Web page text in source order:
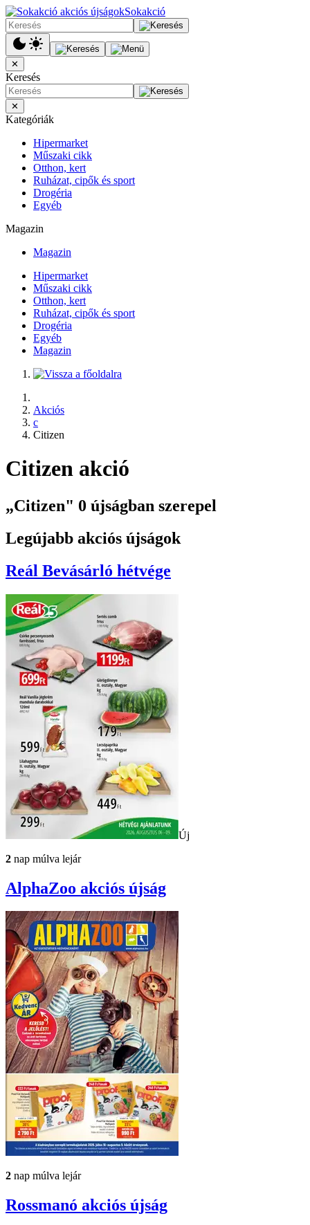
Sokakció
✕
Keresés
✕
Kategóriák
Hipermarket
Műszaki cikk
Otthon, kert
Ruházat, cipők és sport
Drogéria
Egyéb
Magazin
Magazin
Hipermarket
Műszaki cikk
Otthon, kert
Ruházat, cipők és sport
Drogéria
Egyéb
Magazin
Akciós
c
Citizen
Citizen akció
„Citizen" 0 újságban szerepel
Legújabb akciós újságok
Reál Bevásárló hétvége
Új
2 nap múlva lejár
AlphaZoo akciós újság
2 nap múlva lejár
Rossmanó akciós újság